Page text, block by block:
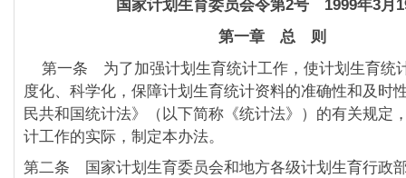
国家计划生育委员会令第2号 1999年3月
第一章 总 则
第一条 为了加强计划生育统计工作，使计划生育统
度化、科学化，保障计划生育统计资料的准确性和及时
民共和国统计法》（以下简称《统计法》）的有关规定
计工作的实际，制定本办法。
第二条 国家计划生育委员会和地方各级计划生育行政